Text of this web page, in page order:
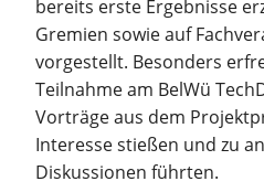
bereits erste Ergebnisse
Gremien sowie auf
vorgestellt. Besonders
Teilnahme am BelWü
Vorträge aus dem
Interesse stießen und zu
Diskussionen führten.